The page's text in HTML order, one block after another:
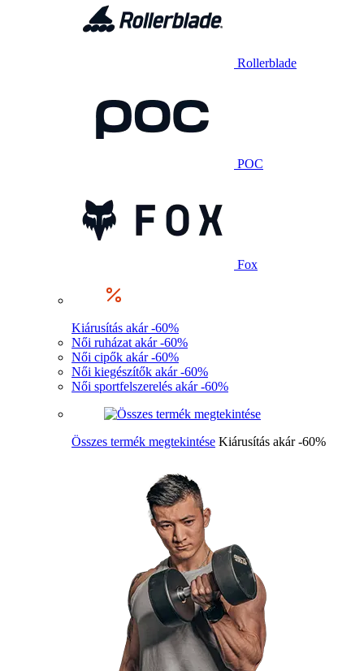
Rollerblade
POC
Fox
Kiárusítás akár -60%
Női ruházat akár -60%
Női cipők akár -60%
Női kiegészítők akár -60%
Női sportfelszerelés akár -60%
Összes termék megtekintése Kiárusítás akár -60%